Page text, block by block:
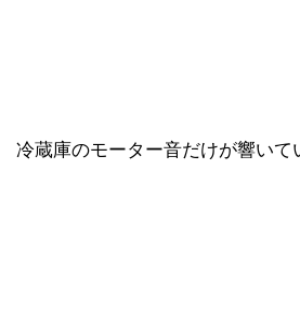
冷蔵庫のモーター音だけが響いて